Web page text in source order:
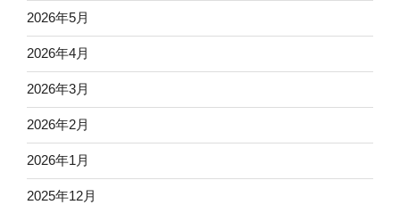
2026年5月
2026年4月
2026年3月
2026年2月
2026年1月
2025年12月